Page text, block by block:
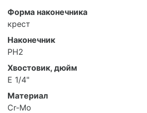
Форма наконечника
крест
Наконечник
PH2
Хвостовик, дюйм
E 1/4"
Материал
Cr-Mo